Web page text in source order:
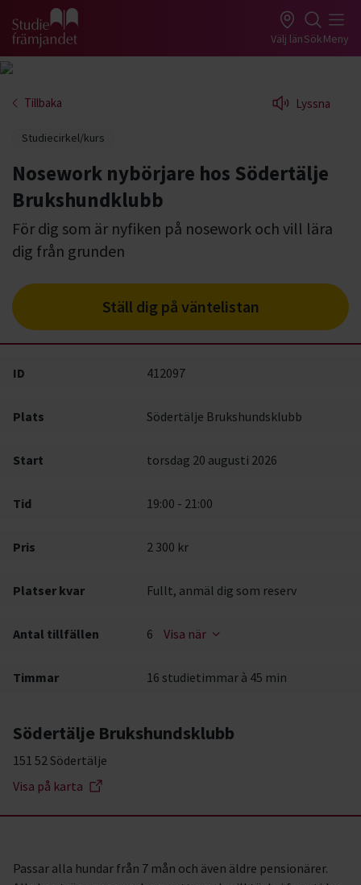
Gå till studiefrämjandets startsida Välj länSökMeny
Tillbaka Lyssna
Studiecirkel/kurs
Nosework nybörjare hos Södertälje
Brukshundklubb
För dig som är nyfiken på nosework och vill lära
dig från grunden
Ställ dig på väntelistan
ID 412097
Plats Södertälje Brukshundsklubb
Start torsdag 20 augusti 2026
Tid 19:00 - 21:00
Pris 2 300 kr
Platser kvar Fullt, anmäl dig som reserv
Antal tillfällen 6 Visa när
Timmar 16 studietimmar à 45 min
Södertälje Brukshundsklubb
151 52 Södertälje
Visa på karta
Passar alla hundar från 7 mån och även äldre pensionärer.